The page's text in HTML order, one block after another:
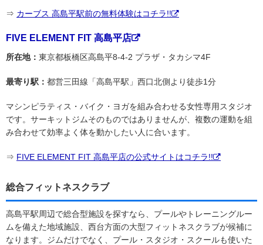
⇒ カーブス 高島平駅前の無料体験はコチラ!!
FIVE ELEMENT FIT 高島平店
所在地： 東京都板橋区高島平8-4-2 プラザ・タカシマ4F
最寄り駅： 都営三田線「高島平駅」西口北側より徒歩1分
マシンピラティス・バイク・ヨガを組み合わせる女性専用スタジオ
です。サーキットジムそのものではありませんが、複数の運動を組
み合わせて効率よく体を動かしたい人に合います。
⇒ FIVE ELEMENT FIT 高島平店の公式サイトはコチラ!!
総合フィットネスクラブ
高島平駅周辺で総合型施設を探すなら、プールやトレーニングルー
ムを備えた地域施設、西台方面の大型フィットネスクラブが候補に
なります。ジムだけでなく、プール・スタジオ・スクールも使いた